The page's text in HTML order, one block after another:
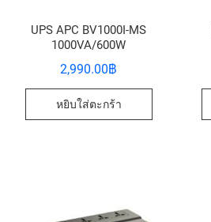
UPS APC BV1000I-MS
1000VA/600W
2,990.00฿
หยิบใส่ตะกร้า